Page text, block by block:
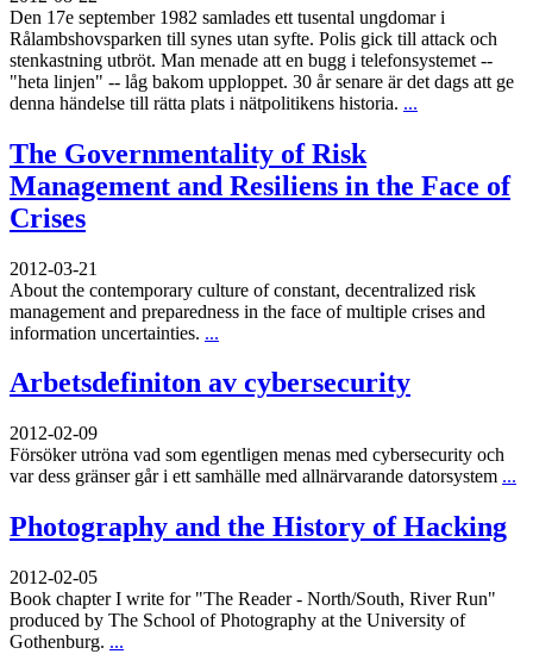
Den 17e september 1982 samlades ett tusental ungdomar i
Rålambshovsparken till synes utan syfte. Polis gick till attack och
stenkastning utbröt. Man menade att en bugg i telefonsystemet --
"heta linjen" -- låg bakom upploppet. 30 år senare är det dags att ge
denna händelse till rätta plats i nätpolitikens historia. ...
The Governmentality of Risk
Management and Resiliens in the Face of
Crises
2012-03-21
About the contemporary culture of constant, decentralized risk
management and preparedness in the face of multiple crises and
information uncertainties. ...
Arbetsdefiniton av cybersecurity
2012-02-09
Försöker utröna vad som egentligen menas med cybersecurity och
var dess gränser går i ett samhälle med allnärvarande datorsystem ...
Photography and the History of Hacking
2012-02-05
Book chapter I write for "The Reader - North/South, River Run"
produced by The School of Photography at the University of
Gothenburg. ...